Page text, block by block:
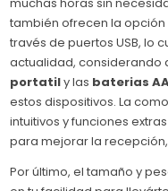
también ofrecen la
través de puertos USB, lo
actualidad, considerando
portatily las baterias
estos dispositivos. La
intuitivos y funciones
para mejorar la
Por último, el tamaño y